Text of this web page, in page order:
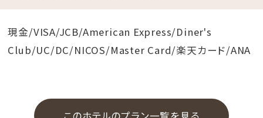
現金/VISA/JCB/American Express/Diner's
Club/UC/DC/NICOS/Master Card/楽天カード/ANA